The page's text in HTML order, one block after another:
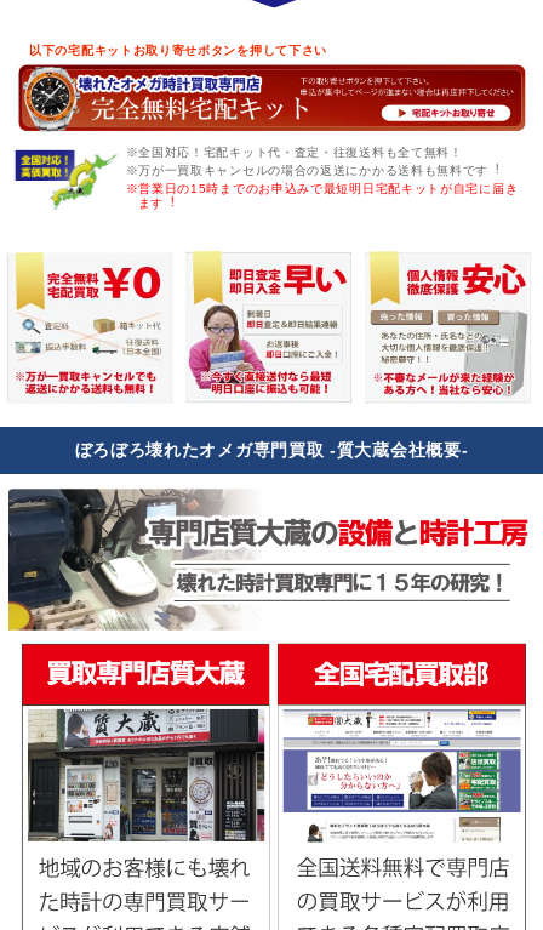
以下の宅配キットお取り寄せボタンを押して下さい
※全国対応！宅配キット代・査定・往復送料も全て無料！
※万が一買取キャンセルの場合の返送にかかる送料も無料です︕
※営業日の15時までのお申込みで最短明日宅配キットが自宅に届き
ます︕
ぼろぼろ壊れたオメガ専門買取 -質大蔵会社概要-